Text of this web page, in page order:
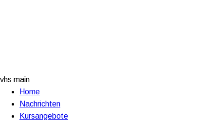
vhs main
Home
Nachrichten
Kursangebote